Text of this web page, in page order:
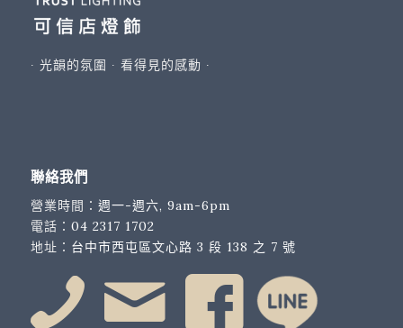
∙ 光韻的氛圍 ∙ 看得見的感動 ∙
聯絡我們
營業時間： 週一-週六, 9am-6pm
電話： 04 2317 1702
地址： 台中市西屯區文心路 3 段 138 之 7 號